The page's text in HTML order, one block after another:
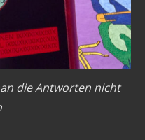
die Antworten nicht